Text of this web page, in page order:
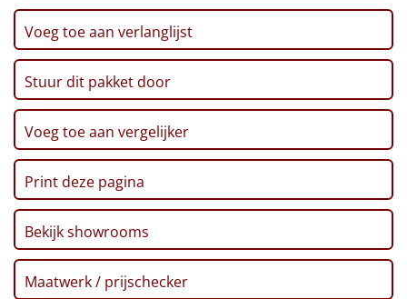
Alle thema's
Artikel
Hitster NIEUW
Pizzarette
Tas
Wake up light
NIEUW
Borrelplank
Voeg toe aan verlanglijst
Stuur dit pakket door
Voeg toe aan vergelijker
Print deze pagina
Bekijk showrooms
Maatwerk / prijschecker